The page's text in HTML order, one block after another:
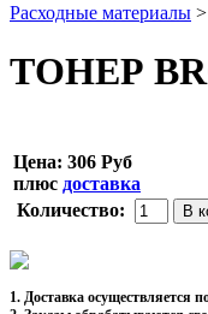
Расходные материалы >
ТОНЕР
Цена: 306 Руб
плюс доставка
Количество:
1. Доставка осуществляется